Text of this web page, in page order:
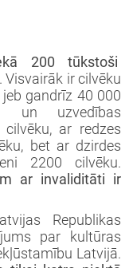
200 tūkstoši
. Visvairāk ir cilvēku
gandrīz 40 000
un uzvedības
ar redzes
bet ar dzirdes
2200 cilvēku.
ar invaliditāti ir
Republikas
par kultūras
Latvijā.